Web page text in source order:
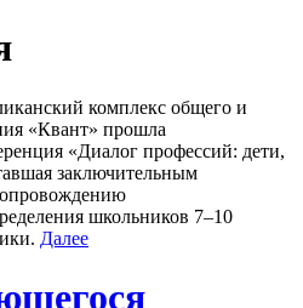
комплекс общего и
«Квант» прошла
«Диалог профессий: дети,
заключительным
школьников 7–10
Далее